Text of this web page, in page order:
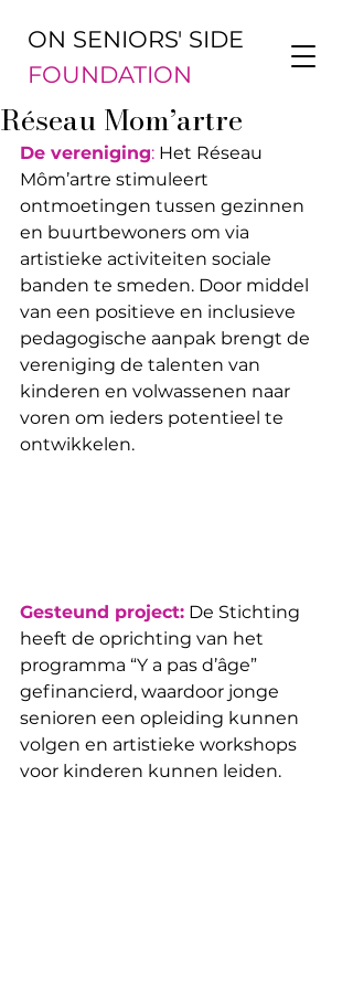
ON SENIORS' SIDE
FOUNDATION
Réseau Mom’artre
De vereniging: Het Réseau
Môm’artre stimuleert
ontmoetingen tussen gezinnen
en buurtbewoners om via
artistieke activiteiten sociale
banden te smeden. Door middel
van een positieve en inclusieve
pedagogische aanpak brengt de
vereniging de talenten van
kinderen en volwassenen naar
voren om ieders potentieel te
ontwikkelen.
Gesteund project: De Stichting
heeft de oprichting van het
programma “Y a pas d’âge”
gefinancierd, waardoor jonge
senioren een opleiding kunnen
volgen en artistieke workshops
voor kinderen kunnen leiden.